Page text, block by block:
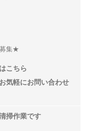
募集★
こちら
気軽にお問い合わせ
掃作業です